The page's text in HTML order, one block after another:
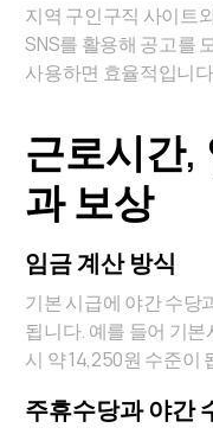
지역 구인구직 사이트
SNS를 활용해 공고를
사용하면 효율적입니
근로시간,
과 보상
임금 계산 방식
기본 시급에 야간 수당
됩니다. 예를 들어 기
시 약 14,250원 수준이
주휴수당과 야간